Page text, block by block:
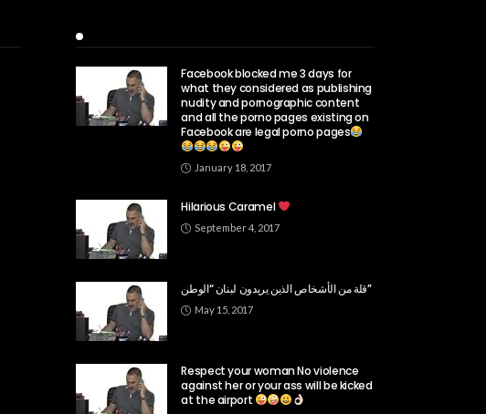
Facebook blocked me 3 days for
what they considered as publishing
nudity and pornographic content
and all the porno pages existing on
Facebook are legal porno pages
January 18, 2017
Hilarious Caramel
September 4, 2017
قلة من الأشخاص الذين يريدون لبنان “الوطن”
May 15, 2017
Respect your woman No violence
against her or your ass will be kicked
at the airport